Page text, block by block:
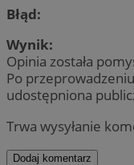
Błąd:
Wynik:
Opinia została
Po
udostępniona
Trwa wysyłanie
Dodaj komentarz